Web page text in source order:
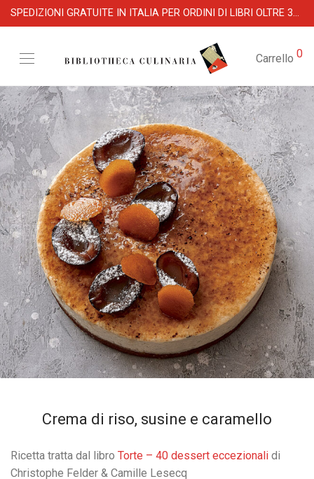
SPEDIZIONI GRATUITE IN ITALIA PER ORDINI DI LIBRI OLTRE 39 €
Carrello 0
Crema di riso, susine e caramello
Ricetta tratta dal libro Torte – 40 dessert eccezionali di
Christophe Felder & Camille Lesecq